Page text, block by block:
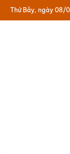
Thứ Bảy, ngày 08/